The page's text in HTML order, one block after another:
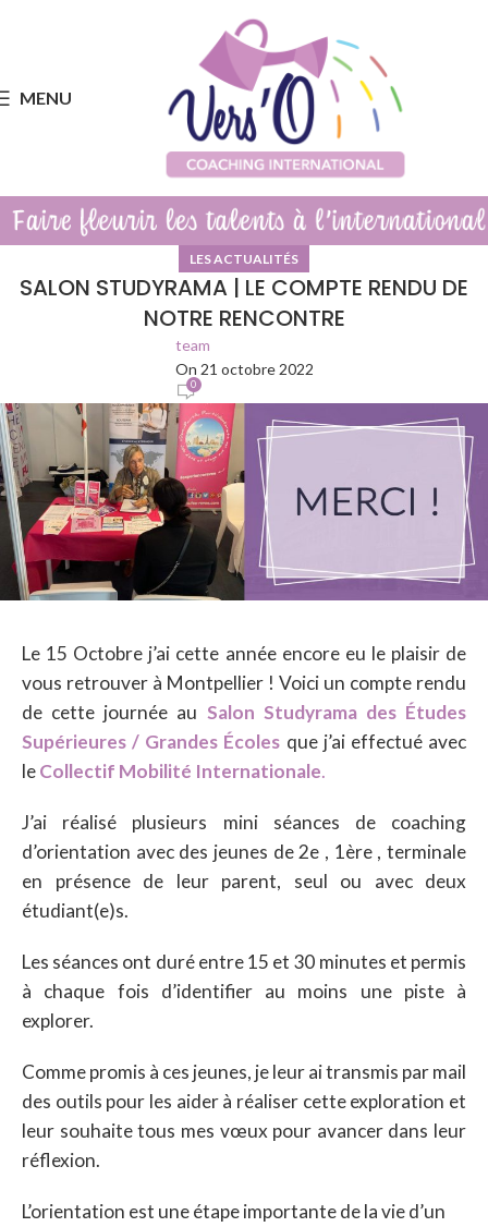
MENU
LES ACTUALITÉS
SALON STUDYRAMA | LE COMPTE RENDU DE
NOTRE RENCONTRE
team
On 21 octobre 2022
0
Le 15 Octobre j’ai cette année encore eu le plaisir de
vous retrouver à Montpellier ! Voici un compte rendu
de cette journée au Salon Studyrama des Études
Supérieures / Grandes Écoles que j’ai effectué avec
leCollectif Mobilité Internationale.
J’ai réalisé plusieurs mini séances de coaching
d’orientation avec des jeunes de 2e , 1ère , terminale
en présence de leur parent, seul ou avec deux
étudiant(e)s.
Les séances ont duré entre 15 et 30 minutes et permis
à chaque fois d’identifier au moins une piste à
explorer.
Comme promis à ces jeunes, je leur ai transmis par mail
des outils pour les aider à réaliser cette exploration et
leur souhaite tous mes vœux pour avancer dans leur
réflexion.
L’orientation est une étape importante de la vie d’un